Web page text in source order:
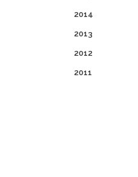
2014
2013
2012
2011